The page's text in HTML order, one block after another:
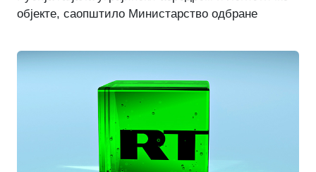
објекте, саопштило Министарство одбране